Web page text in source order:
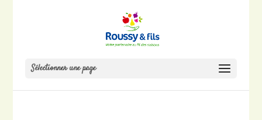
Sélectionner une page